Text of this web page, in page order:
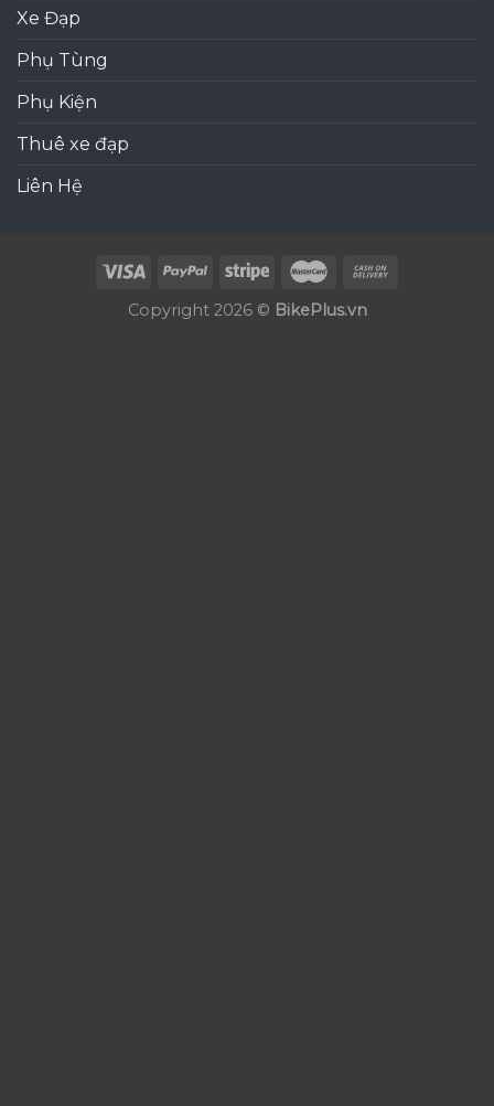
Xe Đạp
Phụ Tùng
Phụ Kiện
Thuê xe đạp
Liên Hệ
Copyright 2026 © BikePlus.vn